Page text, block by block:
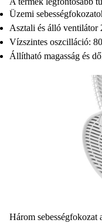
Üzemi
Asztali és álló ventilátor
Vízszintes oszcilláció:
Állítható magasság és
Három sebességfokozat